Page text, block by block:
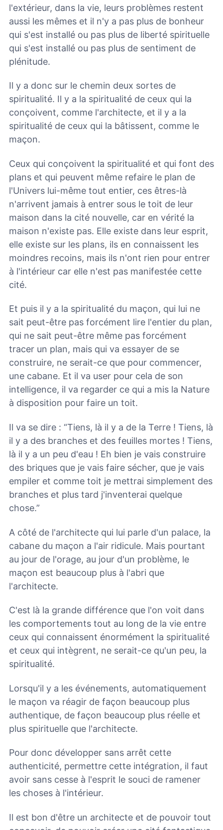
l'extérieur, dans la vie, leurs problèmes restent
aussi les mêmes et il n'y a pas plus de bonheur
qui s'est installé ou pas plus de liberté spirituelle
qui s'est installé ou pas plus de sentiment de
plénitude.
Il y a donc sur le chemin deux sortes de
spiritualité. Il y a la spiritualité de ceux qui la
conçoivent, comme l'architecte, et il y a la
spiritualité de ceux qui la bâtissent, comme le
maçon.
Ceux qui conçoivent la spiritualité et qui font des
plans et qui peuvent même refaire le plan de
l'Univers lui-même tout entier, ces êtres-là
n'arrivent jamais à entrer sous le toit de leur
maison dans la cité nouvelle, car en vérité la
maison n'existe pas. Elle existe dans leur esprit,
elle existe sur les plans, ils en connaissent les
moindres recoins, mais ils n'ont rien pour entrer
à l'intérieur car elle n'est pas manifestée cette
cité.
Et puis il y a la spiritualité du maçon, qui lui ne
sait peut-être pas forcément lire l'entier du plan,
qui ne sait peut-être même pas forcément
tracer un plan, mais qui va essayer de se
construire, ne serait-ce que pour commencer,
une cabane. Et il va user pour cela de son
intelligence, il va regarder ce qui a mis la Nature
à disposition pour faire un toit.
Il va se dire : “Tiens, là il y a de la Terre ! Tiens, là
il y a des branches et des feuilles mortes ! Tiens,
là il y a un peu d'eau ! Eh bien je vais construire
des briques que je vais faire sécher, que je vais
empiler et comme toit je mettrai simplement des
branches et plus tard j'inventerai quelque
chose.”
A côté de l'architecte qui lui parle d'un palace, la
cabane du maçon a l'air ridicule. Mais pourtant
au jour de l'orage, au jour d'un problème, le
maçon est beaucoup plus à l'abri que
l'architecte.
C'est là la grande différence que l'on voit dans
les comportements tout au long de la vie entre
ceux qui connaissent énormément la spiritualité
et ceux qui intègrent, ne serait-ce qu'un peu, la
spiritualité.
Lorsqu'il y a les événements, automatiquement
le maçon va réagir de façon beaucoup plus
authentique, de façon beaucoup plus réelle et
plus spirituelle que l'architecte.
Pour donc développer sans arrêt cette
authenticité, permettre cette intégration, il faut
avoir sans cesse à l'esprit le souci de ramener
les choses à l'intérieur.
Il est bon d'être un architecte et de pouvoir tout